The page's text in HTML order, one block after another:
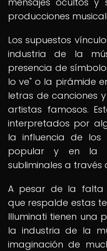
producciones
Los supuestos
industria de la
presencia de
lo ve" o la pirámide
letras de canciones
artistas famosos.
interpretados por
la influencia de los
popular y en la
subliminales a través
A pesar de la falta
que respalde estas
Illuminati tienen una
la industria de la
imaginación de